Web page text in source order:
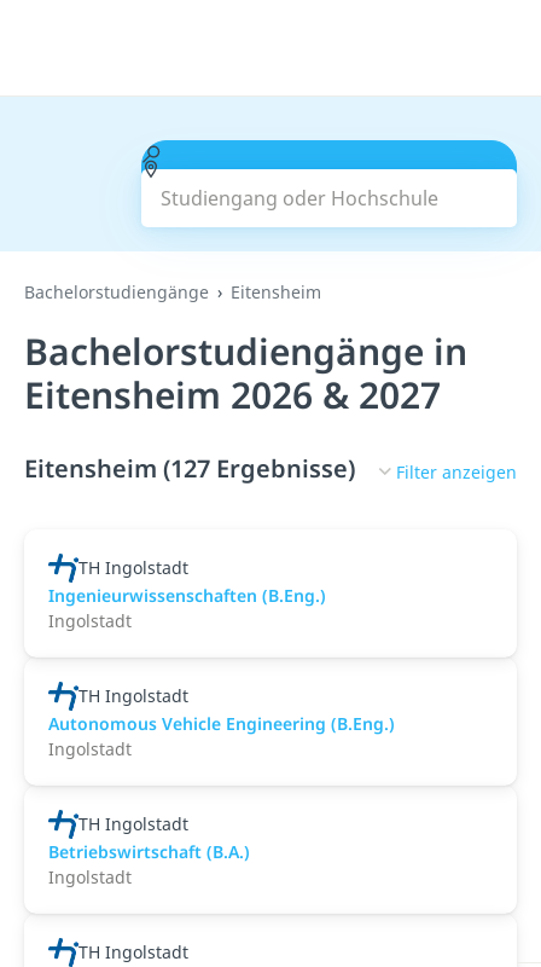
Studiengang oder Hochschule
Suchen
Bachelorstudiengänge Eitensheim
Bachelorstudiengänge in
Eitensheim 2026 & 2027
Eitensheim (127 Ergebnisse) Filter anzeigen
TH Ingolstadt
Ingenieurwissenschaften (B.Eng.)
Ingolstadt
TH Ingolstadt
Autonomous Vehicle Engineering (B.Eng.)
Ingolstadt
TH Ingolstadt
Betriebswirtschaft (B.A.)
Ingolstadt
TH Ingolstadt